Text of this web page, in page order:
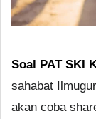
Soal PAT SKI
sahabat
akan coba